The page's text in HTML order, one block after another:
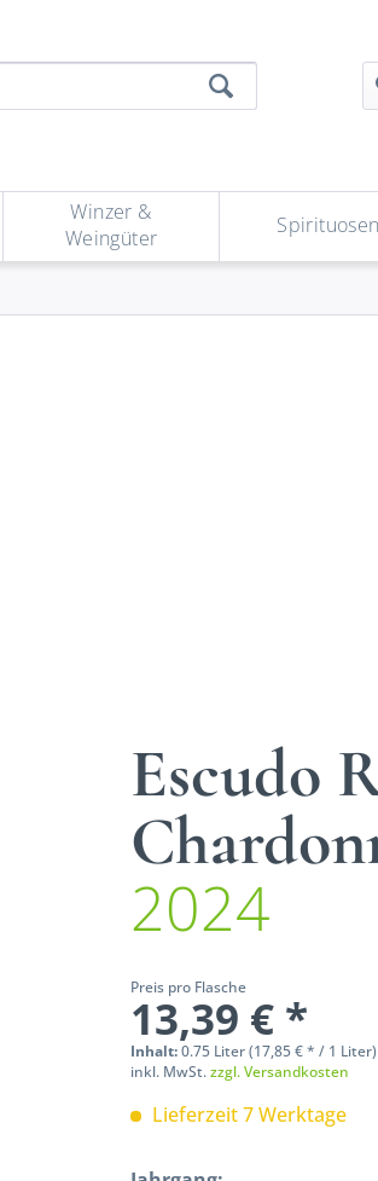
Winzer &
Weingüter
Spirituosen
Escudo
2024
Preis pro Flasche
13,39 € *
Inhalt:0.75 Liter (17,85 € * / 1 Liter)
inkl. MwSt.zzgl. Versandkosten
Lieferzeit 7 Werktage